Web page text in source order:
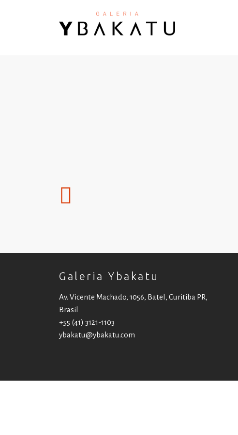
Galeria Ybakatu
Av. Vicente Machado, 1056, Batel, Curitiba PR,
Brasil
+55 (41) 3121-1103
ybakatu@ybakatu.com